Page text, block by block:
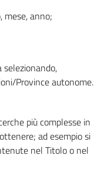
mese, anno;
selezionando,
Province autonome.
più complesse in
ad esempio si
nel Titolo o nel